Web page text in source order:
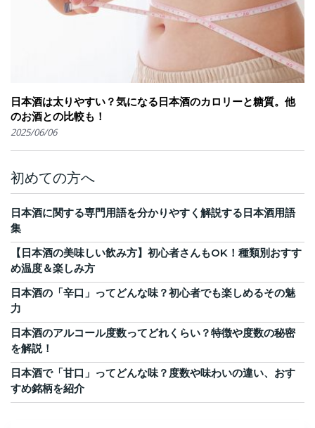
日本酒は太りやすい？気になる日本酒のカロリーと糖質。他
のお酒との比較も！
2025/06/06
初めての方へ
日本酒に関する専門用語を分かりやすく解説する日本酒用語
集
【日本酒の美味しい飲み方】初心者さんもOK！種類別おすす
め温度＆楽しみ方
日本酒の「辛口」ってどんな味？初心者でも楽しめるその魅
力
日本酒のアルコール度数ってどれくらい？特徴や度数の秘密
を解説！
日本酒で「甘口」ってどんな味？度数や味わいの違い、おす
すめ銘柄を紹介